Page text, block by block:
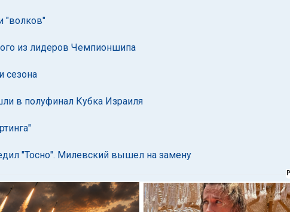
"волков"
из лидеров Чемпионшипа
сезона
в полуфинал Кубка Израиля
"Тосно". Милевский вышел на замену